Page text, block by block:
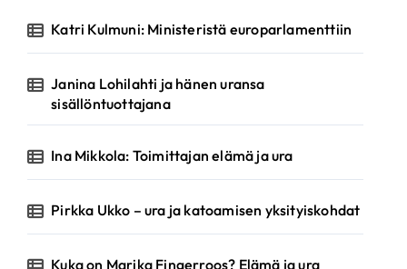
Katri Kulmuni: Ministeristä europarlamenttiin
Janina Lohilahti ja hänen uransa
sisällöntuottajana
Ina Mikkola: Toimittajan elämä ja ura
Pirkka Ukko – ura ja katoamisen yksityiskohdat
Kuka on Marika Fingerroos? Elämä ja ura